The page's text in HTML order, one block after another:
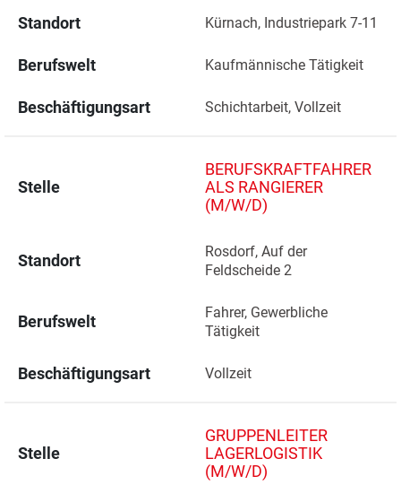
Standort
Berufswelt Kaufmännische Tätigkeit
Beschäftigungsart Schichtarbeit, Vollzeit
Stelle
BERUFSKRAFTFAHRER
ALS RANGIERER
(M/W/D)
Standort
Rosdorf, Auf der
Feldscheide 2
Berufswelt
Fahrer, Gewerbliche
Tätigkeit
Beschäftigungsart Vollzeit
Stelle
GRUPPENLEITER
LAGERLOGISTIK
(M/W/D)